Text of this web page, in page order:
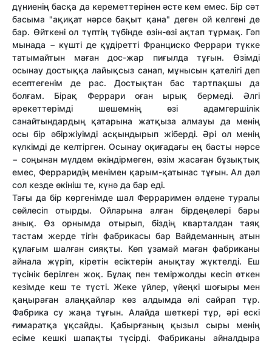
дүниенің басқа да кереметтерінен әсте кем емес. Бір сәт
басыма "ақиқат нәрсе бақыт қана" деген ой келгені де
бар. Өйткені ол түптің түбінде өзін-өзі ақтап тұрмақ. Гәп
мынада − күшті де құдіретті Франциско Феррари түкке
татымайтын маған дос-жар пиғылда тұғын. Өзімді
осынау достыққа лайықсыз санап, мұнысын қателігі деп
есептегенім де рас. Достықтан бас тартпақшы да
болғам. Бірақ Феррари оған ырық бермеді. Әлгі
әрекеттерімді шешемнің өзі адамгершілік
санайтындардың қатарына жатқыза алмауы да менің
осы бір әбіржіуімді асқындырып жіберді. Әрі ол менің
күлкімді де келтірген. Осынау оқиғадағы ең басты нәрсе
− соңынан мүлдем өкіндірмеген, өзім жасаған бұзықтық
емес, Ферраридің менімен қарым-қатынас тұғын. Ал дәл
сол кезде өкініш те, күнә да бар еді.
Тағы да бір көргенімде шал Ферраримен әлдене туралы
сөйлесіп отырды. Ойларына алған бірдеңелері бары
анық. Өз орнымда отырып, біздің кварталдан таяқ
тастам жерде тігін фабрикасы бар Вайдеманның атын
құлағым шалған сияқты. Көп ұзамай маған фабриканы
айнала жүріп, кіретін есіктерін анықтау жүктелді. Еш
түсінік берілген жоқ. Бұлақ пен теміржолды кесіп өткен
кезімде кеш те түсті. Жеке үйлер, үйеңкі шоғыры мен
қаңыраған алаңқайлар көз алдымда әлі сайрап тұр.
Фабрика су жаңа тұғын. Алайда шеткері тұр, әрі ескі
ғимаратқа ұқсайды. Қабырғаның қызыл сыры менің
есіме кешкі шапақты түсірді. Фабриканы айналдыра